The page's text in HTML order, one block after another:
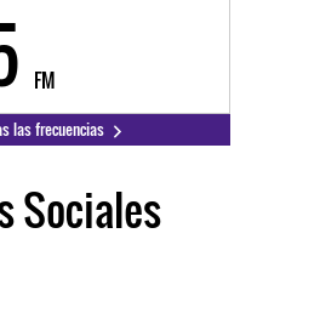
FM
las frecuencias
Sociales